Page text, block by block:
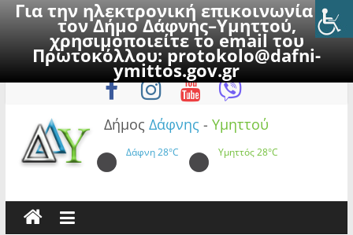
Για την ηλεκτρονική επικοινωνία με
τον Δήμο Δάφνης–Υμηττού,
χρησιμοποιείτε το email του
Πρωτοκόλλου:protokolo@dafni-
ymittos.gov.gr
to
Σάββατο, 8 Αυγούστου 2026
Δήμος Δάφνης - Υμηττού
Δάφνη28°C Υμηττός28°C